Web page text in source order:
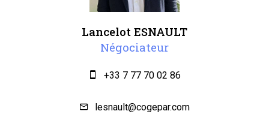
Lancelot ESNAULT
Négociateur
+33 7 77 70 02 86
lesnault@cogepar.com